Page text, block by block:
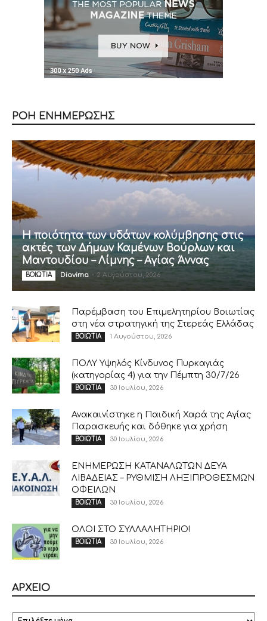
ΡΟΗ ΕΝΗΜΕΡΩΣΗΣ
Η ποιότητα των υδάτων κολύμβησης στις
ακτές των Δήμων Καμένων Βούρλων και
Μαντουδίου – Λίμνης – Αγίας Άννας
ΒΟΙΩΤΙΑ Diavima - 2 Αυγούστου, 2026
Παρέμβαση του Επιμελητηρίου Βοιωτίας
στη νέα στρατηγική της Στερεάς Ελλάδας
ΒΟΙΩΤΙΑ 1 Αυγούστου, 2026
ΠΟΛΥ Υψηλός Κίνδυνος Πυρκαγιάς
(κατηγορίας 4) για την Πέμπτη 30/7/26
ΒΟΙΩΤΙΑ 30 Ιουλίου, 2026
Ανακαινίστηκε η Παιδική Χαρά της Αγίας
Παρασκευής και δόθηκε για χρήση
ΒΟΙΩΤΙΑ 30 Ιουλίου, 2026
ΕΝΗΜΕΡΩΣΗ ΚΑΤΑΝΑΛΩΤΩΝ ΔΕΥΑ
ΛΙΒΑΔΕΙΑΣ – ΡΥΘΜΙΣΗ ΛΗΞΙΠΡΟΘΕΣΜΩΝ
ΟΦΕΙΛΩΝ
ΒΟΙΩΤΙΑ 30 Ιουλίου, 2026
ΟΛΟΙ ΣΤΟ ΣΥΛΛΑΛΗΤΗΡΙΟ!
ΒΟΙΩΤΙΑ 30 Ιουλίου, 2026
ΑΡΧΕΙΟ
ΑΡΧΕΙΟ